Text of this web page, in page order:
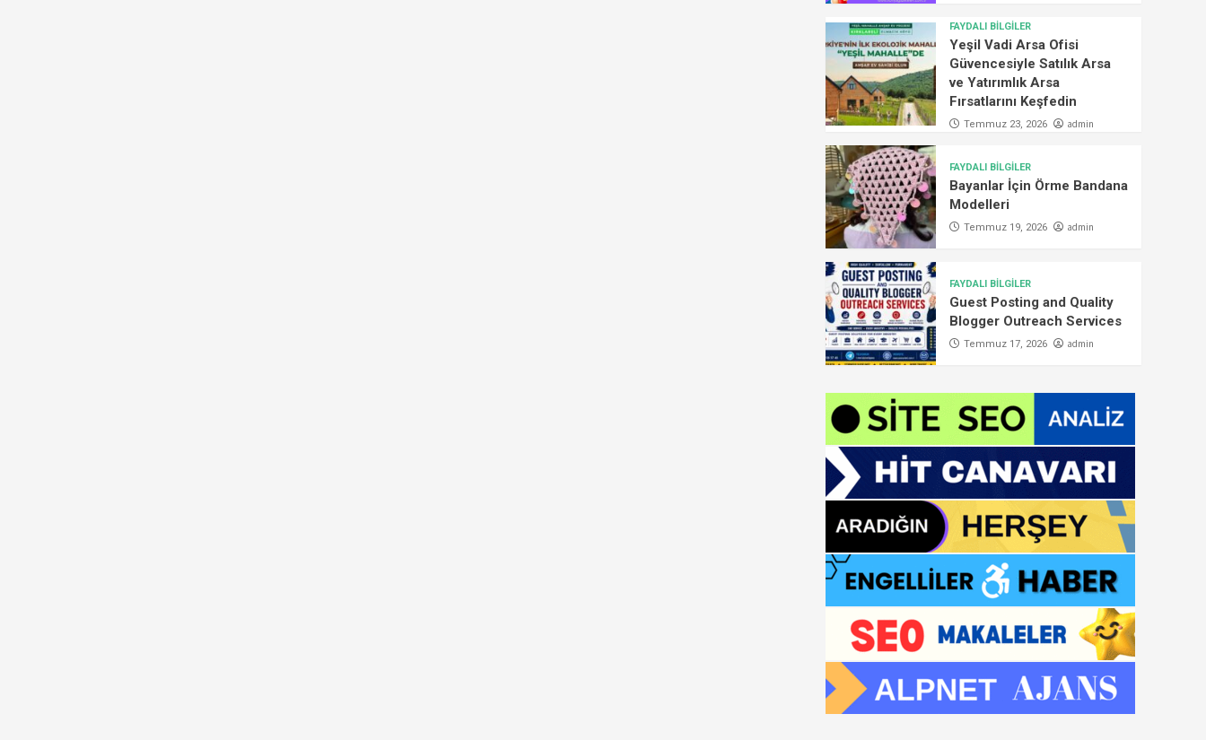
FAYDALI BİLGİLER
Yeşil Vadi Arsa Ofisi
Güvencesiyle Satılık Arsa
ve Yatırımlık Arsa
Fırsatlarını Keşfedin
Temmuz 23, 2026 admin
FAYDALI BİLGİLER
Bayanlar İçin Örme Bandana
Modelleri
Temmuz 19, 2026 admin
FAYDALI BİLGİLER
Guest Posting and Quality
Blogger Outreach Services
Temmuz 17, 2026 admin